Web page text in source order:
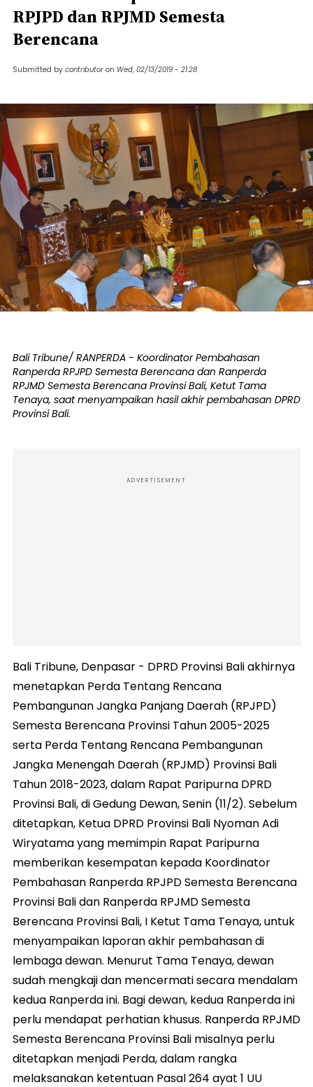
RPJPD dan RPJMD Semesta
Berencana
Submitted by contributor on Wed, 02/13/2019 - 21:28
Bali Tribune/ RANPERDA - Koordinator Pembahasan
Ranperda RPJPD Semesta Berencana dan Ranperda
RPJMD Semesta Berencana Provinsi Bali, Ketut Tama
Tenaya, saat menyampaikan hasil akhir pembahasan DPRD
Provinsi Bali.
ADVERTISEMENT
Bali Tribune, Denpasar - DPRD Provinsi Bali akhirnya
menetapkan Perda Tentang Rencana
Pembangunan Jangka Panjang Daerah (RPJPD)
Semesta Berencana Provinsi Tahun 2005-2025
serta Perda Tentang Rencana Pembangunan
Jangka Menengah Daerah (RPJMD) Provinsi Bali
Tahun 2018-2023, dalam Rapat Paripurna DPRD
Provinsi Bali, di Gedung Dewan, Senin (11/2). Sebelum
ditetapkan, Ketua DPRD Provinsi Bali Nyoman Adi
Wiryatama yang memimpin Rapat Paripurna
memberikan kesempatan kepada Koordinator
Pembahasan Ranperda RPJPD Semesta Berencana
Provinsi Bali dan Ranperda RPJMD Semesta
Berencana Provinsi Bali, I Ketut Tama Tenaya, untuk
menyampaikan laporan akhir pembahasan di
lembaga dewan. Menurut Tama Tenaya, dewan
sudah mengkaji dan mencermati secara mendalam
kedua Ranperda ini. Bagi dewan, kedua Ranperda ini
perlu mendapat perhatian khusus. Ranperda RPJMD
Semesta Berencana Provinsi Bali misalnya perlu
ditetapkan menjadi Perda, dalam rangka
melaksanakan ketentuan Pasal 264 ayat 1 UU